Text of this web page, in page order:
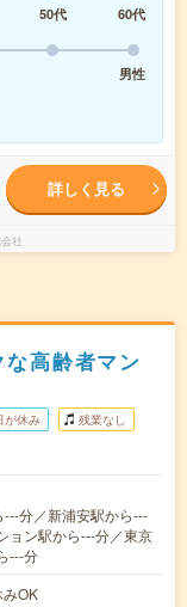
50代
60代
男性
詳しく見る
社
高齢者マン
が休み 残業なし
分／新浦安駅から---
ョン駅から---分／東京
---分
OK